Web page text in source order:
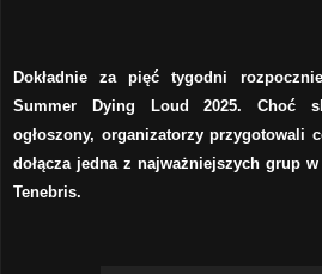
Dokładnie za pięć tygodni
Summer Dying Loud 2025. Choć
ogłoszony, organizatorzy przygotowali
dołącza jedna z najważniejszych grup
Tenebris.